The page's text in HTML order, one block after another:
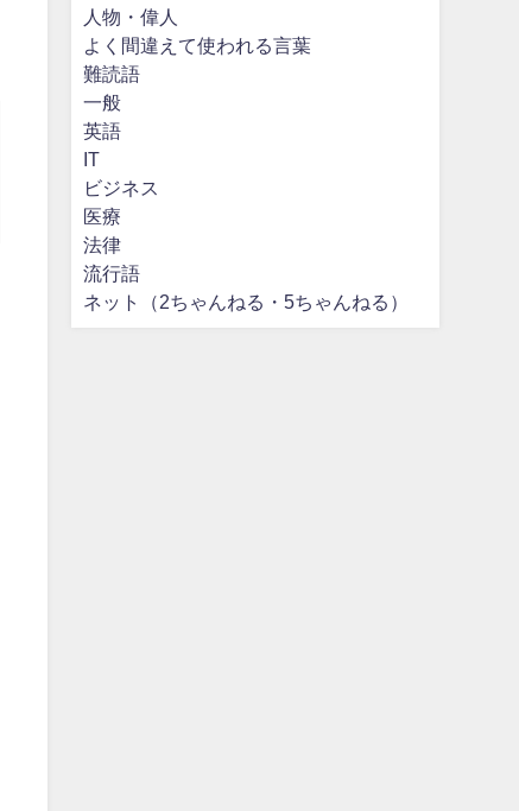
人物・偉人
よく間違えて使われる言葉
難読語
一般
英語
IT
ビジネス
医療
法律
流行語
ネット（2ちゃんねる・5ちゃんねる）